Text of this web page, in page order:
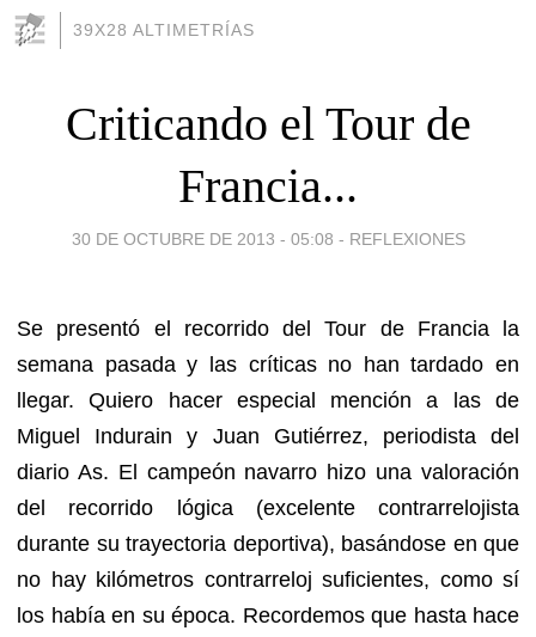
39X28 ALTIMETRÍAS
Criticando el Tour de
Francia...
30 DE OCTUBRE DE 2013 - 05:08 - REFLEXIONES
Se presentó el recorrido del Tour de Francia la
semana pasada y las críticas no han tardado en
llegar. Quiero hacer especial mención a las de
Miguel Indurain y Juan Gutiérrez, periodista del
diario As. El campeón navarro hizo una valoración
del recorrido lógica (excelente contrarrelojista
durante su trayectoria deportiva), basándose en que
no hay kilómetros contrarreloj suficientes, como sí
los había en su época. Recordemos que hasta hace